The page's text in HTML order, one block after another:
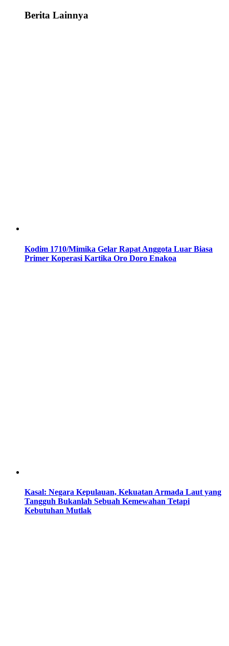
Berita Lainnya
Kodim 1710/Mimika Gelar Rapat Anggota Luar Biasa
Primer Koperasi Kartika Oro Doro Enakoa
Kasal: Negara Kepulauan, Kekuatan Armada Laut yang
Tangguh Bukanlah Sebuah Kemewahan Tetapi
Kebutuhan Mutlak